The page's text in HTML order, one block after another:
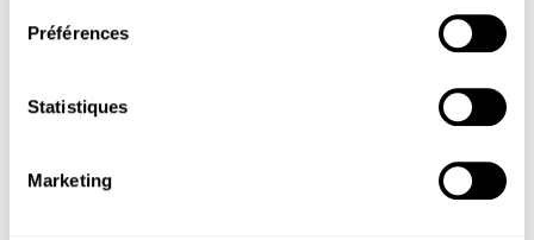
Préférences
Statistiques
Marketing
Protocoles Floravit® grandes cultures
Lire l'article